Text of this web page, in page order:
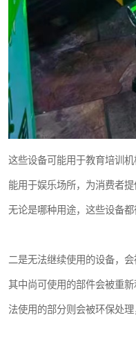
这些设备可能用于教育培训
能用于娱乐场所，为消费者提
无论是哪种用途，这些设备
二是无法继续使用的设备，会
其中尚可使用的部件会被重
法使用的部分则会被环保处理